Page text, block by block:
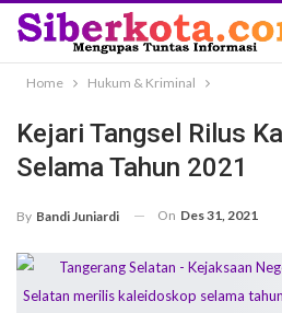
Home Hukum & Kriminal
Kejari Tangsel Rilus
Selama Tahun 2021
By Bandi Juniardi On Des 31, 2021